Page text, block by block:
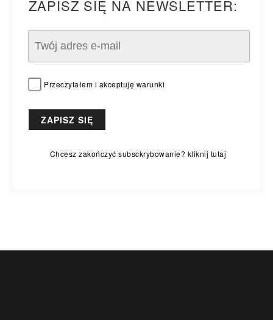
ZAPISZ SIĘ NA NEWSLETTER:
Przeczytałem i akceptuję warunki
Chcesz zakończyć subsckrybowanie? kliknij tutaj